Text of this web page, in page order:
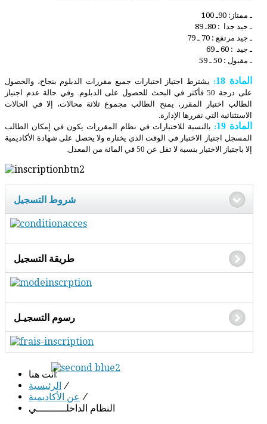
ـ ممتاز: 90ـ 100
ـ جيد جدا : 80ـ 89
ـ جيد مرتفع : 70 ـ 79
ـ جيد : 60 ـ 69
ـ مقبول : 50 ـ 59
المادة 18 : يشترط اجتياز اختبارات جميع مقررات الدبلوم بنجاح، والحصول
على درجة 50 فأكثر في البحث للحصول على الدبلوم. وفي حالة عدم اجتياز
الطالب اختبار المقرر، يمنح الطالب مجموع ثلاثة محالات، إلا في الحالات
الاستثنائية التي نقررها الإدارة.
المادة 19 : بالنسبة للاختبارات في نظام المقررات يكون في إمكان الطالب
المسجل اجتياز الاختبار في الوقت الذي يختاره ولا يحصل على شهادة الأكاديمية
إلا باجتياز الاختبار بنسبة لا تقل عن 50 في المائة من المعدل.
شروط التسجيل
طريقة التسجيل
رسوم التسجيـل
أنت هنا:
الرئيسية /
عن الأكاديمية /
النظام الداخلــــــــــي